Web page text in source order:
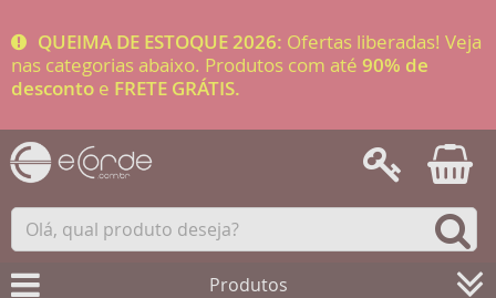
QUEIMA DE ESTOQUE 2026: Ofertas liberadas! Veja
nas categorias abaixo. Produtos com até 90% de
desconto e FRETE GRÁTIS.
Produtos